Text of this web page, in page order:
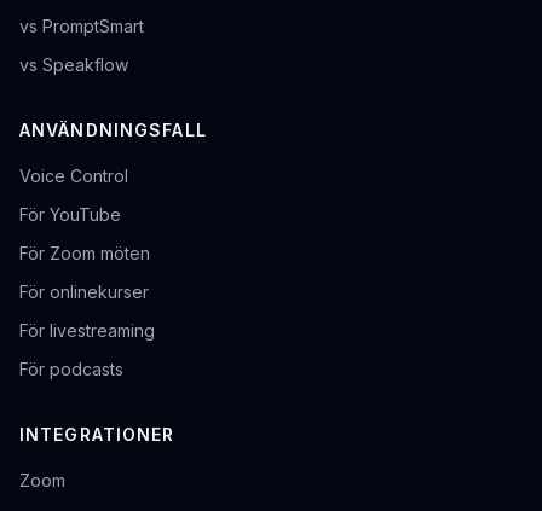
vs PromptSmart
vs Speakflow
ANVÄNDNINGSFALL
Voice Control
För YouTube
För Zoom möten
För onlinekurser
För livestreaming
För podcasts
INTEGRATIONER
Zoom